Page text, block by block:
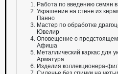
Работа по введению семян
Украшение на стене из
Панно
Мастер по обработке
Ювелир
Оповещение о предстоящем
Афиша
Металлический каркас для
Арматура
Изделия коллекционера-